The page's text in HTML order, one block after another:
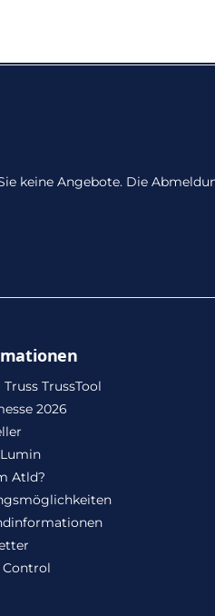
TrussTool
2026
Atld?
Control
keine Angebote. Die